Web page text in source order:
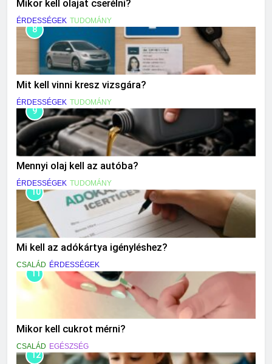
Mikor kell olajat cserélni?
ÉRDESSÉGEK TUDOMÁNY
8
Mit kell vinni kresz vizsgára?
ÉRDESSÉGEK TUDOMÁNY
9
Mennyi olaj kell az autóba?
ÉRDESSÉGEK TUDOMÁNY
10
Mi kell az adókártya igényléshez?
CSALÁD ÉRDESSÉGEK
11
Mikor kell cukrot mérni?
CSALÁD EGÉSZSÉG
12